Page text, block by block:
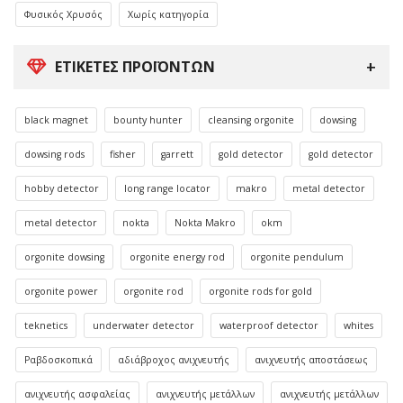
Φυσικός Χρυσός Χωρίς κατηγορία
ΕΤΙΚΈΤΕΣ ΠΡΟΪΌΝΤΩΝ
black magnet bounty hunter cleansing orgonite dowsing
dowsing rods fisher garrett gold detector gold detector
hobby detector long range locator makro metal detector
metal detector nokta Nokta Makro okm
orgonite dowsing orgonite energy rod orgonite pendulum
orgonite power orgonite rod orgonite rods for gold
teknetics underwater detector waterproof detector whites
Ραβδοσκοπικά αδιάβροχος ανιχνευτής ανιχνευτής αποστάσεως
ανιχνευτής ασφαλείας ανιχνευτής μετάλλων ανιχνευτής μετάλλων